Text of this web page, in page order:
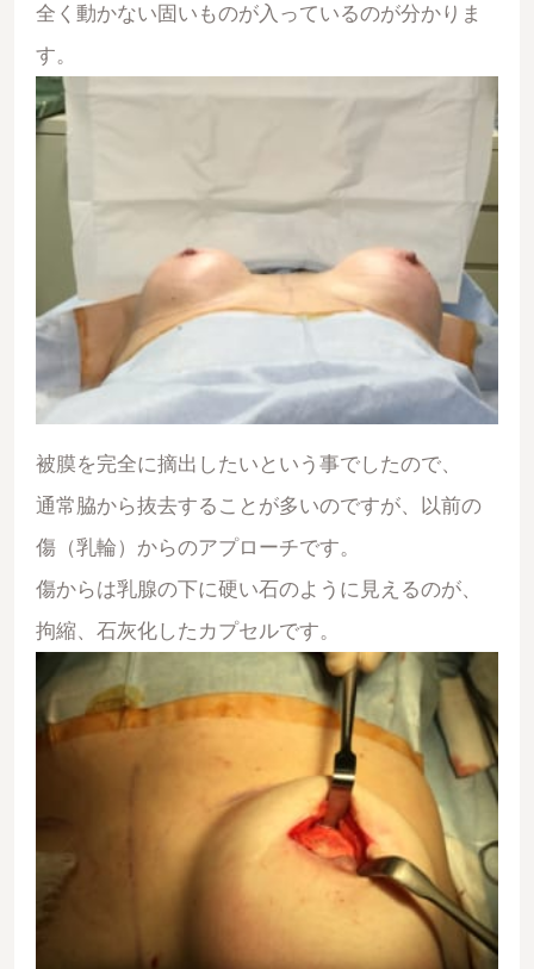
全く動かない固いものが入っているのが分かりま
す。
被膜を完全に摘出したいという事でしたので、
通常脇から抜去することが多いのですが、以前の
傷（乳輪）からのアプローチです。
傷からは乳腺の下に硬い石のように見えるのが、
拘縮、石灰化したカプセルです。